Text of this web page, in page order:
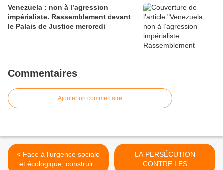
Venezuela : non à l’agression
impérialiste. Rassemblement devant
le Palais de Justice mercredi
Commentaires
Ajouter un commentaire
< Face à l’urgence sociale
et écologique, construire
LA PERSÉCUTION
CONTRE LES